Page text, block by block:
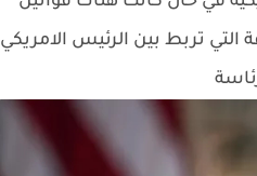
تربط بين الرئيس الامريكي